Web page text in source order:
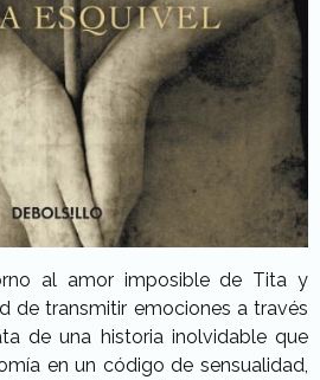
al amor imposible de Tita y
de transmitir emociones a través
de una historia inolvidable que
en un código de sensualidad,